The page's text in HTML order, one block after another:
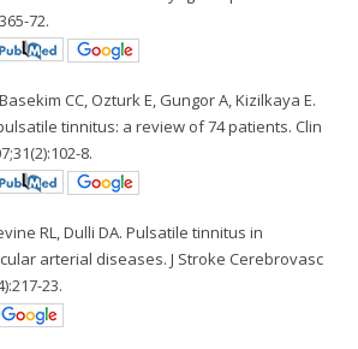
72.
CC, Ozturk E, Gungor A, Kizilkaya E.
tinnitus: a review of 74 patients. Clin
8.
RL, Dulli DA. Pulsatile tinnitus in
arterial diseases. J Stroke Cerebrovasc
23.